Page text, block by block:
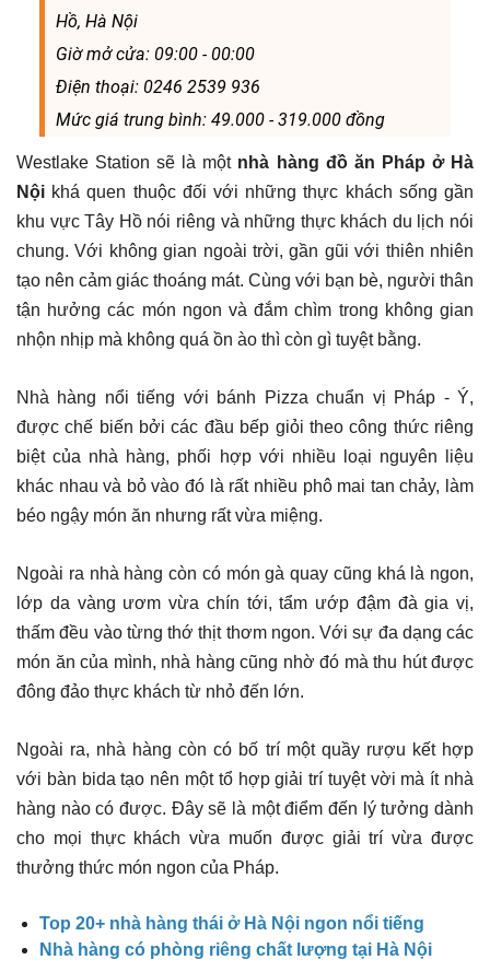
Hồ, Hà Nội
Giờ mở cửa: 09:00 - 00:00
Điện thoại: 0246 2539 936
Mức giá trung bình: 49.000 - 319.000 đồng
Westlake Station sẽ là một nhà hàng đồ ăn Pháp ở Hà
Nội khá quen thuộc đối với những thực khách sống gần
khu vực Tây Hồ nói riêng và những thực khách du lịch nói
chung. Với không gian ngoài trời, gần gũi với thiên nhiên
tạo nên cảm giác thoáng mát. Cùng với bạn bè, người thân
tận hưởng các món ngon và đắm chìm trong không gian
nhộn nhịp mà không quá ồn ào thì còn gì tuyệt bằng.
Nhà hàng nổi tiếng với bánh Pizza chuẩn vị Pháp - Ý,
được chế biến bởi các đầu bếp giỏi theo công thức riêng
biệt của nhà hàng, phối hợp với nhiều loại nguyên liệu
khác nhau và bỏ vào đó là rất nhiều phô mai tan chảy, làm
béo ngậy món ăn nhưng rất vừa miệng.
Ngoài ra nhà hàng còn có món gà quay cũng khá là ngon,
lớp da vàng ươm vừa chín tới, tẩm ướp đậm đà gia vị,
thấm đều vào từng thớ thịt thơm ngon. Với sự đa dạng các
món ăn của mình, nhà hàng cũng nhờ đó mà thu hút được
đông đảo thực khách từ nhỏ đến lớn.
Ngoài ra, nhà hàng còn có bố trí một quầy rượu kết hợp
với bàn bida tạo nên một tổ hợp giải trí tuyệt vời mà ít nhà
hàng nào có được. Đây sẽ là một điểm đến lý tưởng dành
cho mọi thực khách vừa muốn được giải trí vừa được
thưởng thức món ngon của Pháp.
Top 20+ nhà hàng thái ở Hà Nội ngon nổi tiếng
Nhà hàng có phòng riêng chất lượng tại Hà Nội